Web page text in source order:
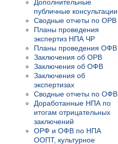
Дополнительные
публичные консультации
Сводные отчеты по ОРВ
Планы проведения
экспертиз НПА ЧР
Планы проведения ОФВ
Заключения об ОРВ
Заключения об ОФВ
Заключения об
экспертизах
Сводные отчеты по ОФВ
Доработанные НПА по
итогам отрицательных
заключений
ОРФ и ОФВ по НПА
ООПТ, культурное